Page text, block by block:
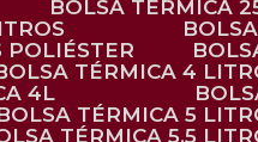
BOLSA TÉRMICA
POLIÉSTER
BOLSA TÉRMICA 4
4L
BOLSA TÉRMICA 5
TÉRMICA 5,5